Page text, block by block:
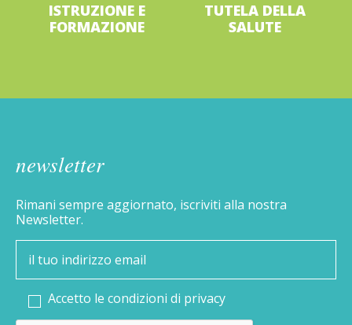
ISTRUZIONE E
FORMAZIONE
TUTELADELLA
SALUTE
newsletter
Rimani sempre aggiornato, iscriviti alla nostra
Newsletter.
Accetto le condizioni di privacy